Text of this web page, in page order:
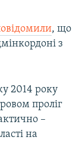
, що
з
2014 року
проліг
–
на